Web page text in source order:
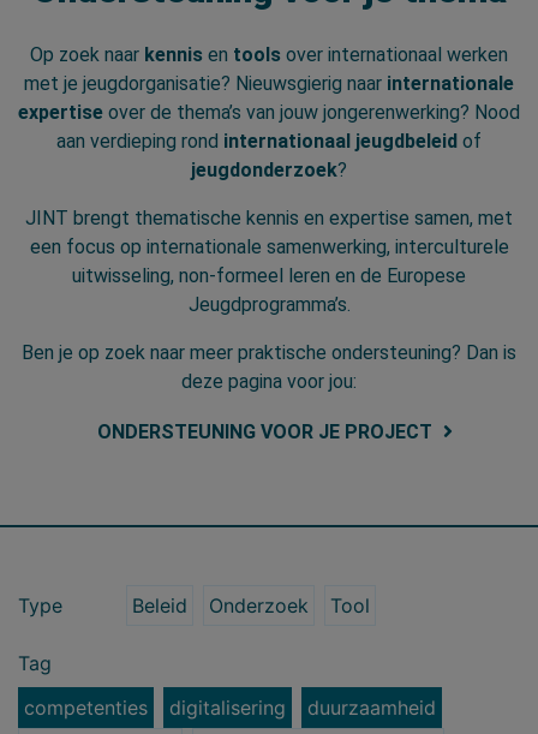
Op zoek naar kennis en tools over internationaal werken
met je jeugdorganisatie? Nieuwsgierig naar internationale
expertise over de thema’s van jouw jongerenwerking? Nood
aan verdieping rond internationaal jeugdbeleid of
jeugdonderzoek?
JINT brengt thematische kennis en expertise samen, met
een focus op internationale samenwerking, interculturele
uitwisseling, non-formeel leren en de Europese
Jeugdprogramma’s.
Ben je op zoek naar meer praktische ondersteuning? Dan is
deze pagina voor jou:
ONDERSTEUNING VOOR JE PROJECT
Type Beleid Onderzoek Tool
Tag
competenties
digitalisering
duurzaamheid